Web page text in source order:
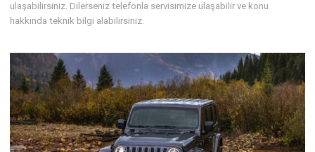
ulaşabilirsiniz. Dilerseniz telefonla servisimize ulaşabilir ve konu
hakkında teknik bilgi alabilirsiniz.